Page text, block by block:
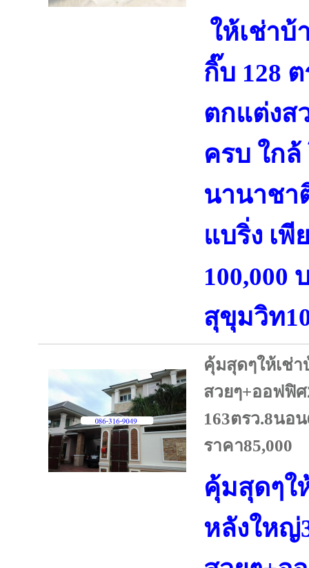
ให้เช่าบ้
กิ๊บ 128
ตกแต่งส
ครบ ใกล้
นานาชา
แบริ่ง เพี
100,000
สุขุมวิท
คุ้มสุดๆให้เช่
สวยๆ+ออฟฟิ
163ตรว.8นอ
ราคา85,000
คุ้มสุดๆใ
หลังใหญ่